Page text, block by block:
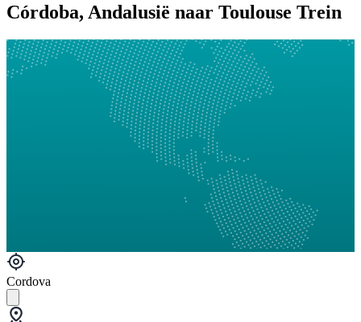
Córdoba, Andalusië naar Toulouse Trein
Cordova